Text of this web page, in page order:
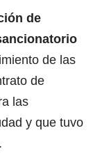
de
de las
de
las
y que tuvo